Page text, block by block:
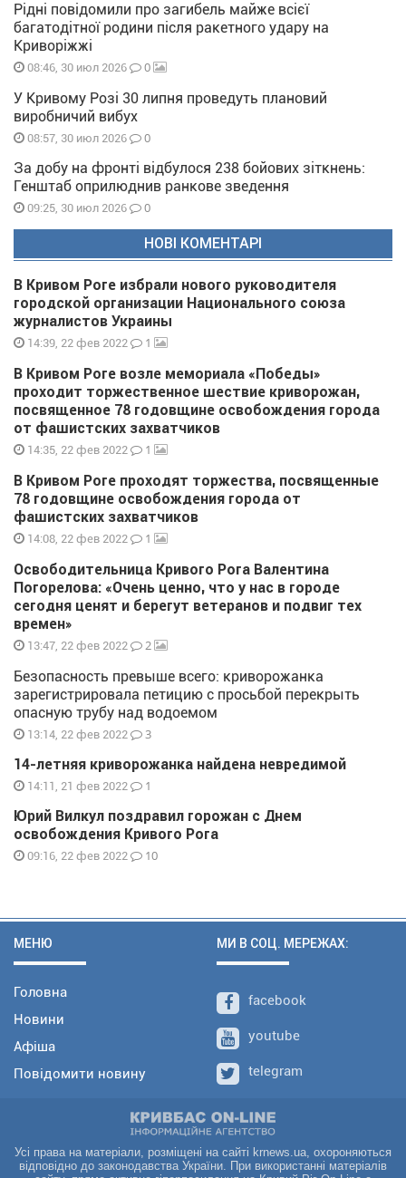
Рідні повідомили про загибель майже всієї
багатодітної родини після ракетного удару на
Криворіжжі
08:46, 30 июл 2026 0
У Кривому Розі 30 липня проведуть плановий
виробничий вибух
08:57, 30 июл 2026 0
За добу на фронті відбулося 238 бойових зіткнень:
Генштаб оприлюднив ранкове зведення
09:25, 30 июл 2026 0
НОВІ КОМЕНТАРІ
В Кривом Роге избрали нового руководителя
городской организации Национального союза
журналистов Украины
14:39, 22 фев 2022 1
В Кривом Роге возле мемориала «Победы»
проходит торжественное шествие криворожан,
посвященное 78 годовщине освобождения города
от фашистских захватчиков
14:35, 22 фев 2022 1
В Кривом Роге проходят торжества, посвященные
78 годовщине освобождения города от
фашистских захватчиков
14:08, 22 фев 2022 1
Освободительница Кривого Рога Валентина
Погорелова: «Очень ценно, что у нас в городе
сегодня ценят и берегут ветеранов и подвиг тех
времен»
13:47, 22 фев 2022 2
Безопасность превыше всего: криворожанка
зарегистрировала петицию с просьбой перекрыть
опасную трубу над водоемом
13:14, 22 фев 2022 3
14-летняя криворожанка найдена невредимой
14:11, 21 фев 2022 1
Юрий Вилкул поздравил горожан с Днем
освобождения Кривого Рога
09:16, 22 фев 2022 10
МЕНЮ
Головна
Новини
Афіша
Повідомити новину
МИ В СОЦ. МЕРЕЖАХ:
facebook
youtube
telegram
Усі права на матеріали, розміщені на сайті krnews.ua, охороняються
відповідно до законодавства України. При використанні матеріалів